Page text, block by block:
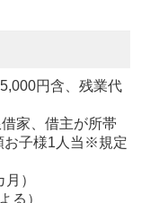
円含、残業代
家、借主が所帯
お子様1人当※規定
）
る）